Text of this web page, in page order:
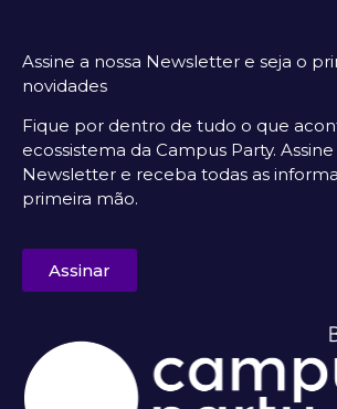
Assine a nossa Newsletter e seja o
novidades
Fique por dentro de tudo o que
ecossistema da Campus Party. Assine
Newsletter e receba todas as
primeira mão.
Assinar